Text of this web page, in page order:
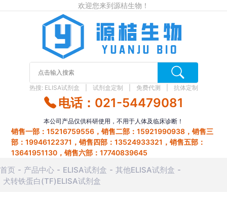
欢迎您来到源桔生物！
热搜: ELISA试剂盒 试剂盒定制 免费代测 抗体定制
电话：021-54479081
本公司产品仅供科研使用，不用于人体及临床诊断！
销售一部：15216759556，销售二部：15921990938，销售三
部：19946122371，销售四部：13524933321，销售五部：
13641951130，销售六部：17740839645
首页 产品中心 ELISA试剂盒
其他ELISA试剂盒
犬转铁蛋白(TF)ELISA试剂盒